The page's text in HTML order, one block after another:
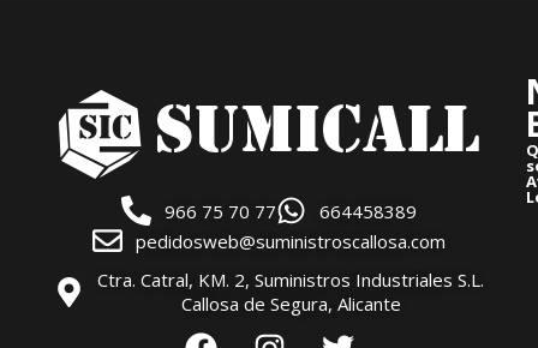
966 75 70 77
664458389
pedidosweb@suministroscallosa.com
Ctra. Catral, KM. 2, Suministros Industriales S.L.
Callosa de Segura, Alicante